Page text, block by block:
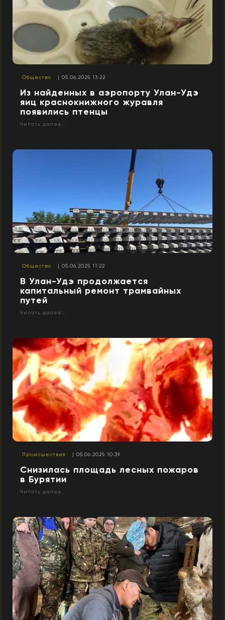
Общество | 05.06.2025 13:22
Из найденных в аэропорту Улан-Удэ
яиц краснокнижного журавля
появились птенцы
Читать далее...
Общество | 05.06.2025 11:22
В Улан-Удэ продолжается
капитальный ремонт трамвайных
путей
Читать далее...
Происшествия | 05.06.2025 10:39
Снизилась площадь лесных пожаров
в Бурятии
Читать далее...